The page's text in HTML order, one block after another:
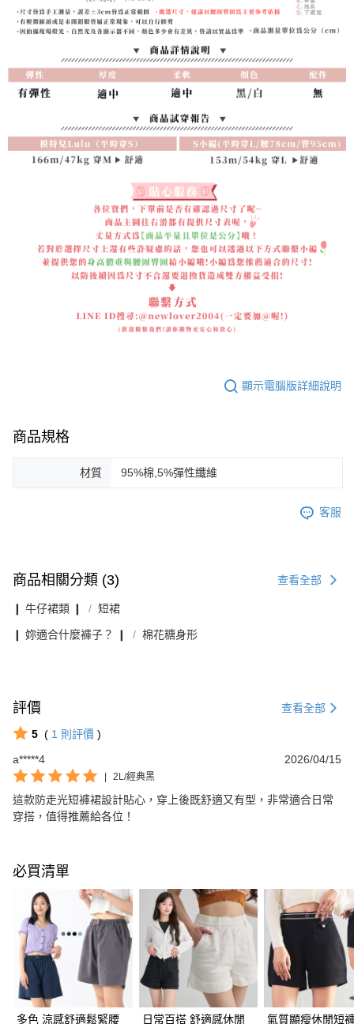
顯示電腦版詳細說明
商品規格
材質 95%棉,5%彈性纖維
客服
商品相關分類 (3) 查看全部
❙ 牛仔裙類 ❙ 短裙
❙ 妳適合什麼褲子？ ❙ 棉花糖身形
評價 查看全部
5 ( 1 則評價 )
a*****4
2026/04/15
2L/經典黑
這款防走光短褲裙設計貼心，穿上後既舒適又有型，非常適合日常
穿搭，值得推薦給各位！
必買清單
多色 涼感舒適鬆緊腰 日常百搭 舒適感休閒 氣質顯瘦休閒短